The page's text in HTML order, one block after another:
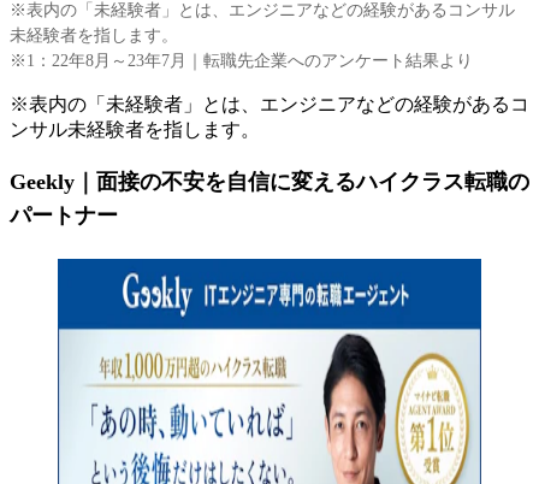
※表内の「未経験者」とは、エンジニアなどの経験があるコンサル
未経験者を指します。
※1：22年8月～23年7月｜転職先企業へのアンケート結果より
※表内の「未経験者」とは、エンジニアなどの経験があるコ
ンサル未経験者を指します。
Geekly｜面接の不安を自信に変えるハイクラス転職の
パートナー